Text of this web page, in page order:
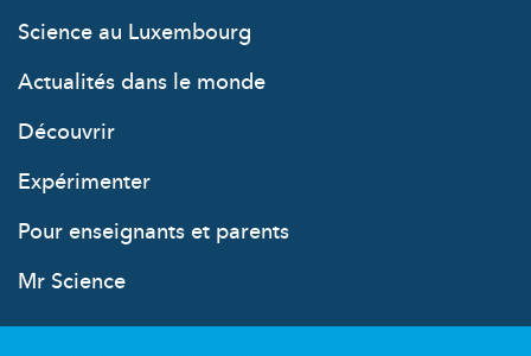
Science au Luxembourg
Actualités dans le monde
Découvrir
Expérimenter
Pour enseignants et parents
Mr Science